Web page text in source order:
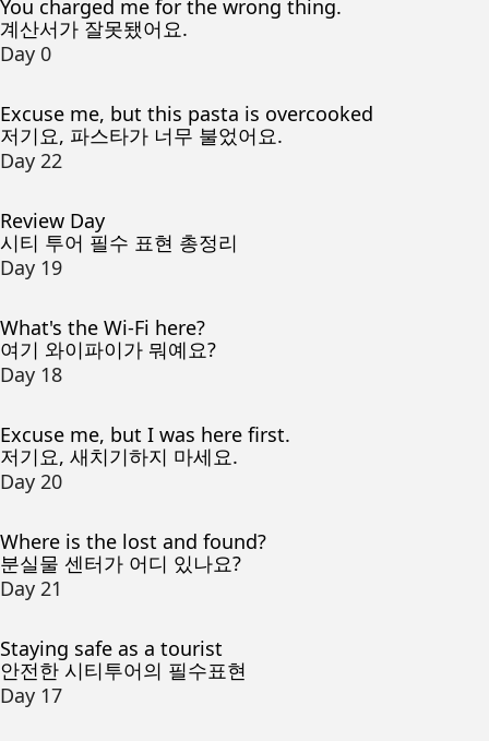
You charged me for the wrong thing.
계산서가 잘못됐어요.
Day 0
Excuse me, but this pasta is overcooked
저기요, 파스타가 너무 불었어요.
Day 22
Review Day
시티 투어 필수 표현 총정리
Day 19
What's the Wi-Fi here?
여기 와이파이가 뭐예요?
Day 18
Excuse me, but I was here first.
저기요, 새치기하지 마세요.
Day 20
Where is the lost and found?
분실물 센터가 어디 있나요?
Day 21
Staying safe as a tourist
안전한 시티투어의 필수표현
Day 17